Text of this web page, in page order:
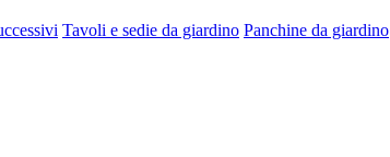
Tavoli e sedie da giardino Panchine da giardino